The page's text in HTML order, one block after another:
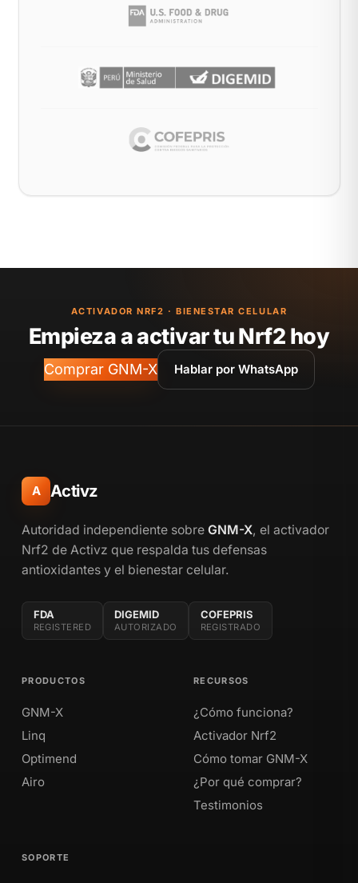
ACTIVADOR NRF2 · BIENESTAR CELULAR
Empieza a activar tu Nrf2 hoy
Comprar GNM-X Hablar por WhatsApp
A Activz
Autoridad independiente sobre GNM-X, el activador
Nrf2 de Activz que respalda tus defensas
antioxidantes y el bienestar celular.
FDA
REGISTERED
DIGEMID
AUTORIZADO
COFEPRIS
REGISTRADO
PRODUCTOS
GNM-X
Linq
Optimend
Airo
RECURSOS
¿Cómo funciona?
Activador Nrf2
Cómo tomar GNM-X
¿Por qué comprar?
Testimonios
SOPORTE